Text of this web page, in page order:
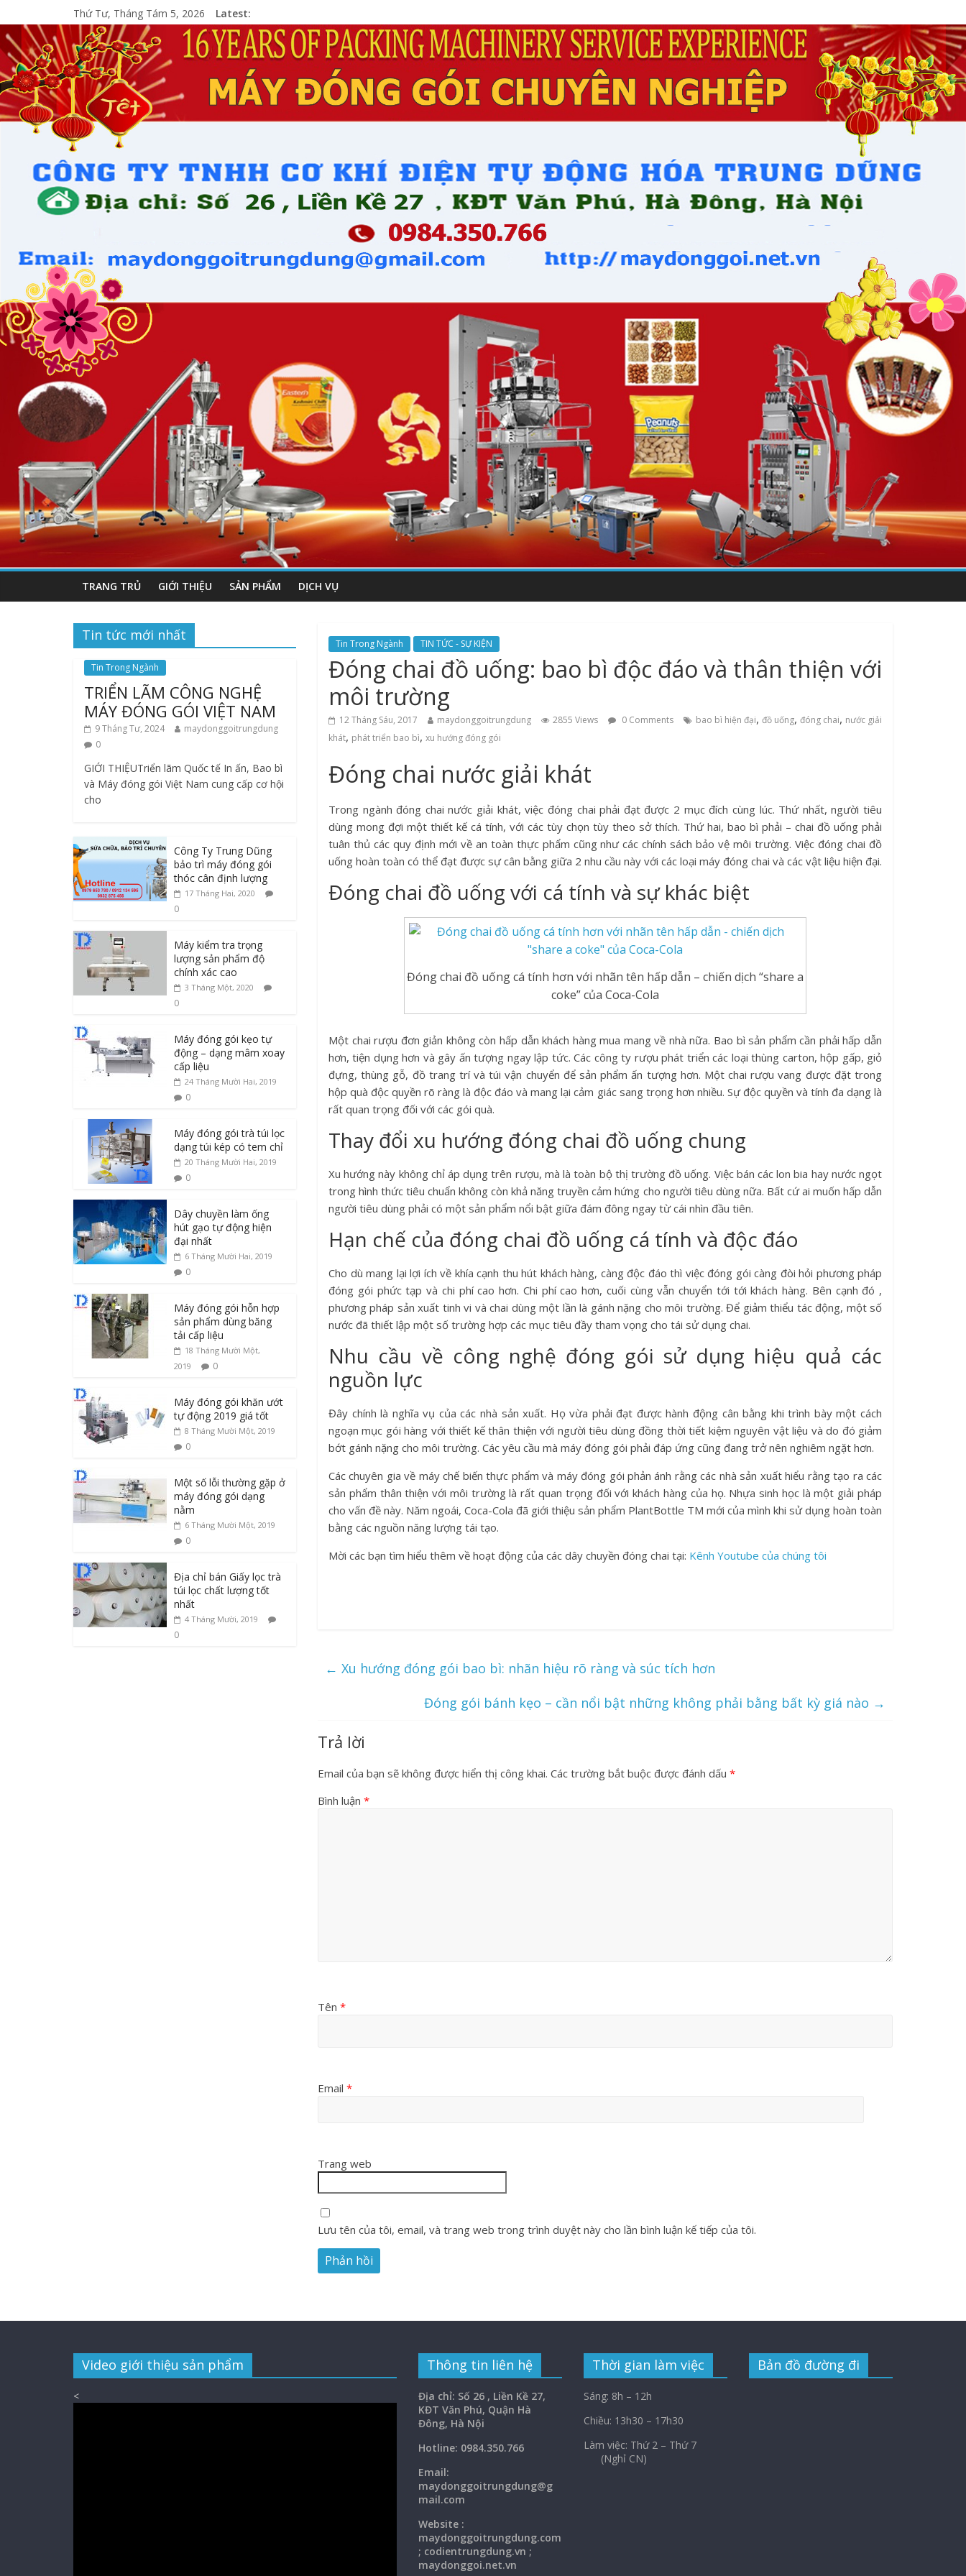
Thứ Tư, Tháng Tám 5, 2026 Latest:
TRANG TRỦ GIỚI THIỆU SẢN PHẨM DỊCH VỤ
Tin Trong Ngành TIN TỨC - SỰ KIỆN
Đóng chai đồ uống: bao bì độc đáo và thân thiện với
môi trường
12 Tháng Sáu, 2017 maydonggoitrungdung 2855 Views 0 Comments bao bì hiện đại, đồ uống, đóng chai, nước giải
khát, phát triển bao bì, xu hướng đóng gói
Đóng chai nước giải khát
Trong ngành đóng chai nước giải khát, việc đóng chai phải đạt được 2 mục đích cùng lúc. Thứ nhất, người tiêu
dùng mong đợi một thiết kế cá tính, với các tùy chọn tùy theo sở thích. Thứ hai, bao bì phải – chai đồ uống phải
tuân thủ các quy định mới về an toàn thực phẩm cũng như các chính sách bảo vệ môi trường. Việc đóng chai đồ
uống hoàn toàn có thể đạt được sự cân bằng giữa 2 nhu cầu này với các loại máy đóng chai và các vật liệu hiện đại.
Đóng chai đồ uống với cá tính và sự khác biệt
Đóng chai đồ uống cá tính hơn với nhãn tên hấp dẫn – chiến dịch “share a
coke” của Coca-Cola
Một chai rượu đơn giản không còn hấp dẫn khách hàng mua mang về nhà nữa. Bao bì sản phẩm cần phải hấp dẫn
hơn, tiện dụng hơn và gây ấn tượng ngay lập tức. Các công ty rượu phát triển các loại thùng carton, hộp gấp, giỏ
đựng, thùng gỗ, đồ trang trí và túi vận chuyển để sản phẩm ấn tượng hơn. Một chai rượu vang được đặt trong
hộp quà độc quyền rõ ràng là độc đáo và mang lại cảm giác sang trọng hơn nhiều. Sự độc quyền và tính đa dạng là
rất quan trọng đối với các gói quà.
Thay đổi xu hướng đóng chai đồ uống chung
Xu hướng này không chỉ áp dụng trên rượu, mà là toàn bộ thị trường đồ uống. Việc bán các lon bia hay nước ngọt
trong hình thức tiêu chuẩn không còn khả năng truyền cảm hứng cho người tiêu dùng nữa. Bất cứ ai muốn hấp dẫn
người tiêu dùng phải có một sản phẩm nổi bật giữa đám đông ngay từ cái nhìn đầu tiên.
Hạn chế của đóng chai đồ uống cá tính và độc đáo
Cho dù mang lại lợi ích về khía cạnh thu hút khách hàng, càng độc đáo thì việc đóng gói càng đòi hỏi phương pháp
đóng gói phức tạp và chi phí cao hơn. Chi phí cao hơn, cuối cùng vẫn chuyển tới tới khách hàng. Bên cạnh đó ,
phương pháp sản xuất tinh vi và chai dùng một lần là gánh nặng cho môi trường. Để giảm thiểu tác động, một số
nước đã thiết lập một số trường hợp các mục tiêu đầy tham vọng cho tái sử dụng chai.
Nhu cầu về công nghệ đóng gói sử dụng hiệu quả các
nguồn lực
Đây chính là nghĩa vụ của các nhà sản xuất. Họ vừa phải đạt được hành động cân bằng khi trình bày một cách
ngoạn mục gói hàng với thiết kế thân thiện với người tiêu dùng đồng thời tiết kiệm nguyên vật liệu và do đó giảm
bớt gánh nặng cho môi trường. Các yêu cầu mà máy đóng gói phải đáp ứng cũng đang trở nên nghiêm ngặt hơn.
Các chuyên gia về máy chế biến thực phẩm và máy đóng gói phản ánh rằng các nhà sản xuất hiểu rằng tạo ra các
sản phẩm thân thiện với môi trường là rất quan trọng đối với khách hàng của họ. Nhựa sinh học là một giải pháp
cho vấn đề này. Năm ngoái, Coca-Cola đã giới thiệu sản phẩm PlantBottle TM mới của mình khi sử dụng hoàn toàn
bằng các nguồn năng lượng tái tạo.
Mời các bạn tìm hiểu thêm về hoạt động của các dây chuyền đóng chai tại: Kênh Youtube của chúng tôi
← Xu hướng đóng gói bao bì: nhãn hiệu rõ ràng và súc tích hơn
Đóng gói bánh kẹo – cần nổi bật những không phải bằng bất kỳ giá nào →
Trả lời
Email của bạn sẽ không được hiển thị công khai. Các trường bắt buộc được đánh dấu *
Bình luận *
Tên *
Email *
Trang web
Lưu tên của tôi, email, và trang web trong trình duyệt này cho lần bình luận kế tiếp của tôi.
Tin tức mới nhất
Tin Trong Ngành
TRIỂN LÃM CÔNG NGHỆ
MÁY ĐÓNG GÓI VIỆT NAM
9 Tháng Tư, 2024
maydonggoitrungdung
0
GIỚI THIỆUTriển lãm Quốc tế In ấn, Bao bì
và Máy đóng gói Việt Nam cung cấp cơ hội
cho
Công Ty Trung Dũng
bảo trì máy đóng gói
thóc cân định lượng
17 Tháng Hai, 2020
0
Máy kiểm tra trọng
lượng sản phẩm độ
chính xác cao
3 Tháng Một, 2020
0
Máy đóng gói kẹo tự
động – dạng mâm xoay
cấp liệu
24 Tháng Mười Hai, 2019
0
Máy đóng gói trà túi lọc
dạng túi kép có tem chỉ
20 Tháng Mười Hai, 2019
0
Dây chuyền làm ống
hút gạo tự động hiện
đại nhất
6 Tháng Mười Hai, 2019
0
Máy đóng gói hỗn hợp
sản phẩm dùng băng
tải cấp liệu
18 Tháng Mười Một,
2019
0
Máy đóng gói khăn ướt
tự động 2019 giá tốt
8 Tháng Mười Một, 2019
0
Một số lỗi thường gặp ở
máy đóng gói dạng
nằm
6 Tháng Mười Một, 2019
0
Địa chỉ bán Giấy lọc trà
túi lọc chất lượng tốt
nhất
4 Tháng Mười, 2019
0
Video giới thiệu sản phẩm
<
Thông tin liên hệ
Địa chỉ: Số 26 , Liền Kề 27,
KĐT Văn Phú, Quận Hà
Đông, Hà Nội
Hotline: 0984.350.766
Email:
maydonggoitrungdung@g
mail.com
Website :
maydonggoitrungdung.com
; codientrungdung.vn ;
maydonggoi.net.vn
Thời gian làm việc
Sáng: 8h – 12h
Chiều: 13h30 – 17h30
Làm việc: Thứ 2 – Thứ 7
(Nghỉ CN)
Bản đồ đường đi